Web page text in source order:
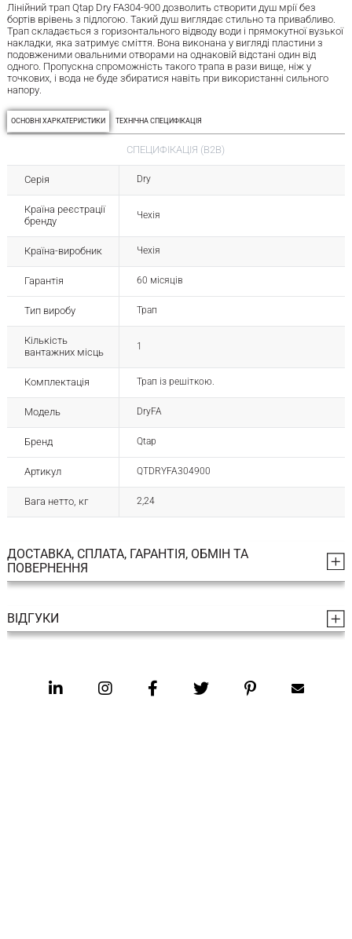
Лінійний трап Qtap Dry FA304-900 дозволить створити душ мрії без
бортів врівень з підлогою. Такий душ виглядає стильно та привабливо.
Трап складається з горизонтального відводу води і прямокутної вузької
накладки, яка затримує сміття. Вона виконана у вигляді пластини з
подовженими овальними отворами на однаковій відстані один від
одного. Пропускна спроможність такого трапа в рази вище, ніж у
точкових, і вода не буде збиратися навіть при використанні сильного
напору.
ОСНОВНІ ХАРКАТЕРИСТИКИ ТЕХНІЧНА СПЕЦИФІКАЦІЯ
СПЕЦИФІКАЦІЯ (B2B)
Серія Dry
Країна реєстрації
бренду
Чехія
Країна-виробник Чехія
Гарантія 60 місяців
Тип виробу Трап
Кількість
вантажних місць
1
Комплектація Трап із решіткою.
Модель DryFA
Бренд Qtap
Артикул QTDRYFA304900
Вага нетто, кг 2,24
ДОСТАВКА, СПЛАТА, ГАРАНТІЯ, ОБМІН ТА
ПОВЕРНЕННЯ
ВІДГУКИ